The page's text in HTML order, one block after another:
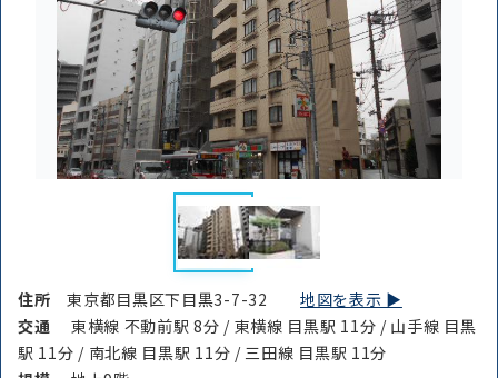
住所東京都目黒区下目黒3-7-32地図を表示 ▶︎
交通
東横線 不動前駅 8分 / 東横線 目黒駅 11分 / 山手線 目黒
駅 11分 / 南北線 目黒駅 11分 / 三田線 目黒駅 11分